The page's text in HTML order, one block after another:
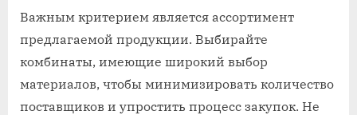
Важным критерием является ассортимент
предлагаемой продукции. Выбирайте
комбинаты, имеющие широкий выбор
материалов, чтобы минимизировать количество
поставщиков и упростить процесс закупок. Не